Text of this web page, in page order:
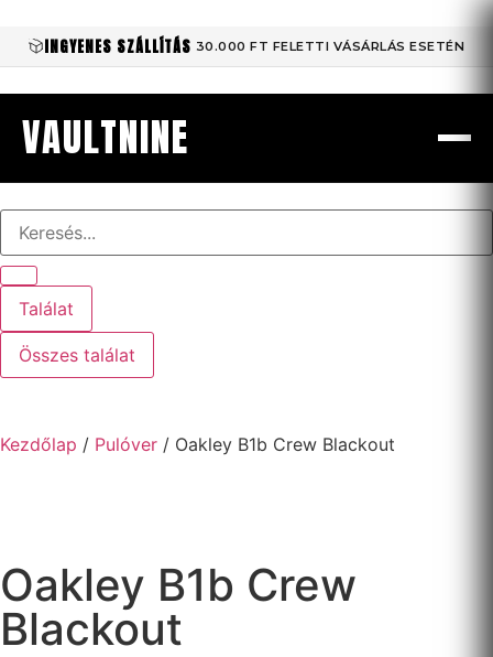
INGYENES SZÁLLÍTÁS 30.000 FT FELETTI VÁSÁRLÁS ESETÉN
VAULTNINE
Találat
Összes találat
Kezdőlap / Pulóver / Oakley B1b Crew Blackout
Oakley B1b Crew
Blackout